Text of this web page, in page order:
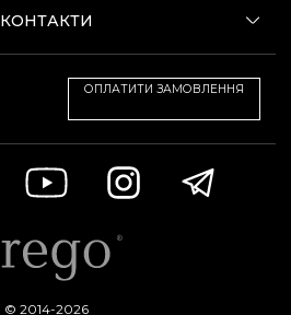
КОНТАКТИ
ОПЛАТИТИ ЗАМОВЛЕННЯ
© 2014-2026